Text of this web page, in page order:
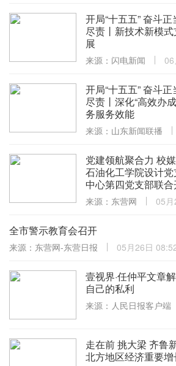
开局“十五五” 奋斗
尽责丨新技术新模
展
来源：闪电新闻 06
开局“十五五” 奋斗
尽责丨深化“高效办
务服务效能
来源：山东新闻联播
党建领航聚合力 校
石油化工学院设计
中心第四党支部联
来源：东营网 05
全市警示教育会召开
来源：东营网-东营日报 05月26日
壹视界·任仲平文章
自己的私利
来源：人民日报客户端
走在前 挑大梁 齐鲁
北方地区经济重要增